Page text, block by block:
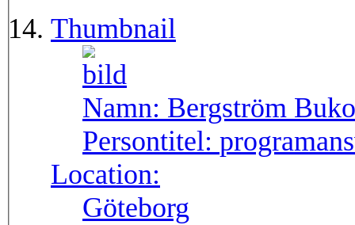
Thumbnail
Namn: Bergström
Persontitel:
Location:
Göteborg